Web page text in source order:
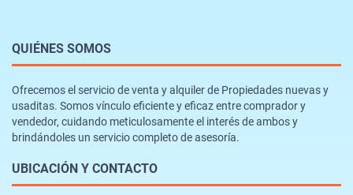
QUIÉNES SOMOS
Ofrecemos el servicio de venta y alquiler de Propiedades nuevas y
usaditas. Somos vínculo eficiente y eficaz entre comprador y
vendedor, cuidando meticulosamente el interés de ambos y
brindándoles un servicio completo de asesoría.
UBICACIÓN Y CONTACTO